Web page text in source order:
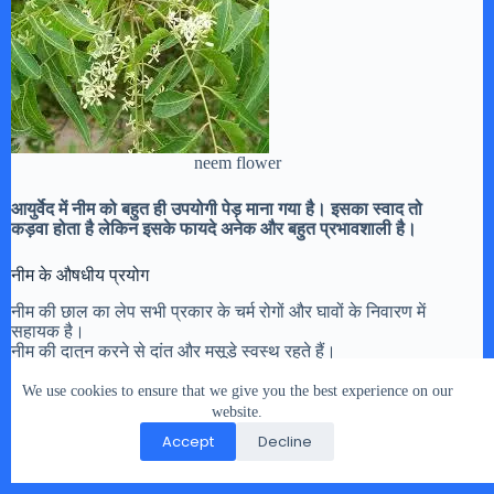
We use cookies to ensure that we give you the best experience on our
website.
Accept Decline
neem flower
आयुर्वेद में नीम को बहुत ही उपयोगी पेड़ माना गया है। इसका स्वाद तो
कड़वा होता है लेकिन इसके फायदे अनेक और बहुत प्रभावशाली है।
नीम के औषधीय प्रयोग
नीम की छाल का लेप सभी प्रकार के चर्म रोगों और घावों के निवारण में
सहायक है।
नीम की दातुन करने से दांत और मसूड़े स्वस्थ रहते हैं।
कांतिवान होती है
ये खासतौर से चेचक के उपचार में सहायक है और उसके विषाणु को फैलने न
नीम की पत्तियों के रस और शहद को २:१ के अनुपात में पीने से पीलिया में